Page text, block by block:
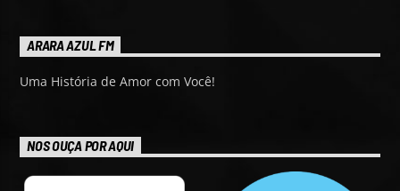
ARARA AZUL FM
Uma História de Amor com Você!
NOS OUÇA POR AQUI